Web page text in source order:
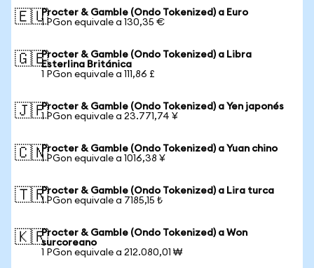
🇪🇺Procter & Gamble (Ondo Tokenized) a Euro
1 PGon equivale a 130,35 €
🇬🇧Procter & Gamble (Ondo Tokenized) a Libra
Esterlina Británica
1 PGon equivale a 111,86 £
🇯🇵Procter & Gamble (Ondo Tokenized) a Yen japonés
1 PGon equivale a 23.771,74 ¥
🇨🇳Procter & Gamble (Ondo Tokenized) a Yuan chino
1 PGon equivale a 1016,38 ¥
🇹🇷Procter & Gamble (Ondo Tokenized) a Lira turca
1 PGon equivale a 7185,15 ₺
🇰🇷Procter & Gamble (Ondo Tokenized) a Won
surcoreano
1 PGon equivale a 212.080,01 ₩